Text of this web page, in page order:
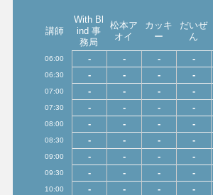
講師
With Bl
ind 事
務局
松本ア
オイ
カッキ
ー
だいぜ
ん
06:00 - - - -
06:30 - - - -
07:00 - - - -
07:30 - - - -
08:00 - - - -
08:30 - - - -
09:00 - - - -
09:30 - - - -
10:00 - - - -